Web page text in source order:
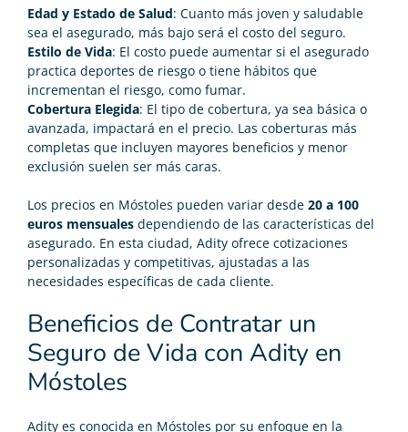
Edad y Estado de Salud: Cuanto más joven y saludable
sea el asegurado, más bajo será el costo del seguro.
Estilo de Vida: El costo puede aumentar si el asegurado
practica deportes de riesgo o tiene hábitos que
incrementan el riesgo, como fumar.
Cobertura Elegida: El tipo de cobertura, ya sea básica o
avanzada, impactará en el precio. Las coberturas más
completas que incluyen mayores beneficios y menor
exclusión suelen ser más caras.
Los precios en Móstoles pueden variar desde 20 a 100
euros mensuales dependiendo de las características del
asegurado. En esta ciudad, Adity ofrece cotizaciones
personalizadas y competitivas, ajustadas a las
necesidades específicas de cada cliente.
Beneficios de Contratar un
Seguro de Vida con Adity en
Móstoles
Adity es conocida en Móstoles por su enfoque en la